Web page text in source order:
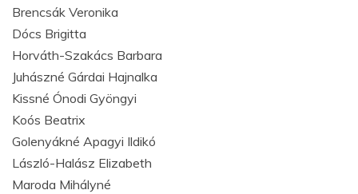
Brencsák Veronika
Dócs Brigitta
Horváth-Szakács Barbara
Juhászné Gárdai Hajnalka
Kissné Ónodi Gyöngyi
Koós Beatrix
Golenyákné Apagyi Ildikó
László-Halász Elizabeth
Maroda Mihályné